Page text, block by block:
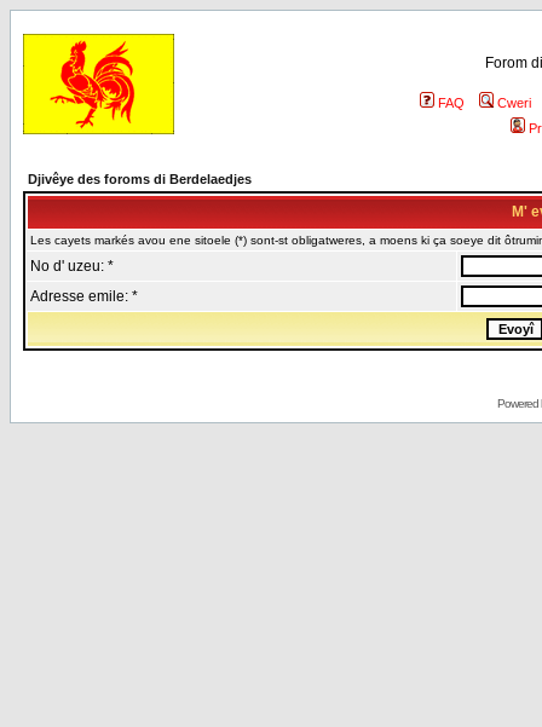
Forom
FAQ
Cweri
Djivêye des foroms di Berdelaedjes
M'
Les cayets markés avou ene sitoele (*) sont-st obligatweres, a moens ki ça soeye dit
No d' uzeu: *
Adresse emile: *
Powered